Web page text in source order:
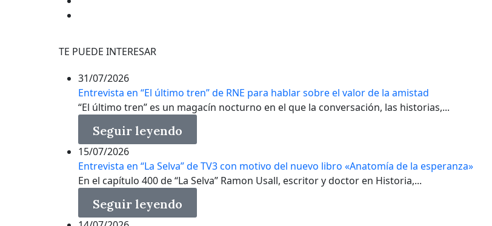
TE PUEDE INTERESAR
31/07/2026
Entrevista en “El último tren” de RNE para hablar sobre el valor de la amistad
“El último tren” es un magacín nocturno en el que la conversación, las historias,...
Seguir leyendo
15/07/2026
Entrevista en “La Selva” de TV3 con motivo del nuevo libro «Anatomía de la esperanza»
En el capítulo 400 de “La Selva” Ramon Usall, escritor y doctor en Historia,...
Seguir leyendo